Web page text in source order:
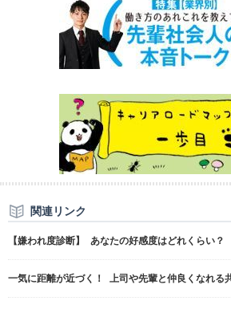
関連リンク
【嫌われ度診断】 あなたの好感度はどれくらい？
一気に距離が近づく！ 上司や先輩と仲良くなれる